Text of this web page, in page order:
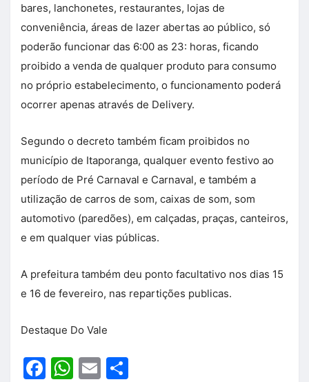
bares, lanchonetes, restaurantes, lojas de
conveniência, áreas de lazer abertas ao público, só
poderão funcionar das 6:00 as 23: horas, ficando
proibido a venda de qualquer produto para consumo
no próprio estabelecimento, o funcionamento poderá
ocorrer apenas através de Delivery.
Segundo o decreto também ficam proibidos no
município de Itaporanga, qualquer evento festivo ao
período de Pré Carnaval e Carnaval, e também a
utilização de carros de som, caixas de som, som
automotivo (paredões), em calçadas, praças, canteiros,
e em qualquer vias públicas.
A prefeitura também deu ponto facultativo nos dias 15
e 16 de fevereiro, nas repartições publicas.
Destaque Do Vale
Facebook
WhatsApp
Email